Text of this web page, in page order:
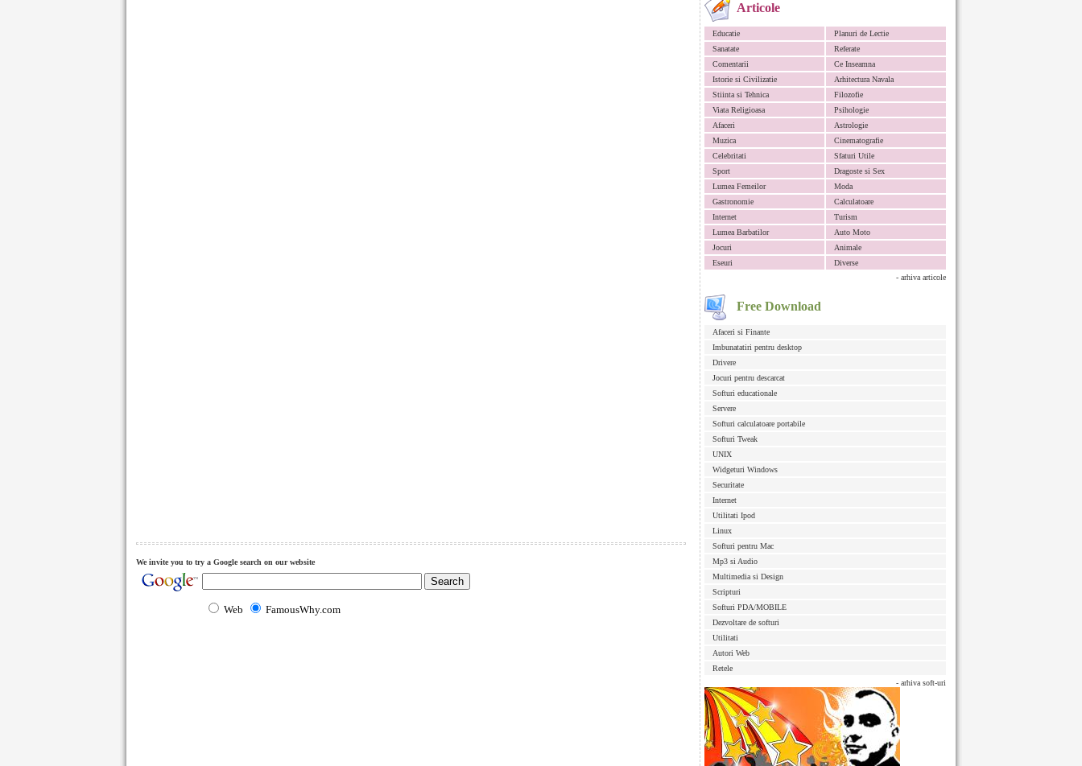
Articole
Educatie
Planuri de Lectie
Sanatate
Referate
Comentarii
Ce Inseamna
Istorie si Civilizatie
Arhitectura Navala
Stiinta si Tehnica
Filozofie
Viata Religioasa
Psihologie
Afaceri
Astrologie
Muzica
Cinematografie
Celebritati
Sfaturi Utile
Sport
Dragoste si Sex
Lumea Femeilor
Moda
Gastronomie
Calculatoare
Internet
Turism
Lumea Barbatilor
Auto Moto
Jocuri
Animale
Eseuri
Diverse
- arhiva articole
Free Download
Afaceri si Finante
Imbunatatiri pentru desktop
Drivere
Jocuri pentru descarcat
Softuri educationale
Servere
Softuri calculatoare portabile
Softuri Tweak
UNIX
Widgeturi Windows
Securitate
Internet
Utilitati Ipod
Linux
Softuri pentru Mac
Mp3 si Audio
Multimedia si Design
Scripturi
Softuri PDA/MOBILE
Dezvoltare de softuri
Utilitati
Autori Web
Retele
- arhiva soft-uri
We invite you to try a Google search on our website
Web FamousWhy.com